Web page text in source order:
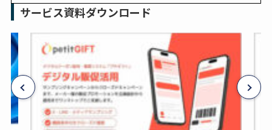
サービス資料ダウンロード